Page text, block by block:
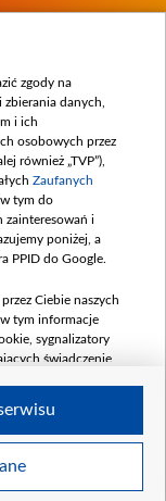
zgody na
danych,
i ich
osobowych przez
również „TVP”),
Zaufanych
tym do
zainteresowań i
poniżej, a
PPID do Google.
Ciebie naszych
w tym informacje
sygnalizatory
świadczenie
Ciebie